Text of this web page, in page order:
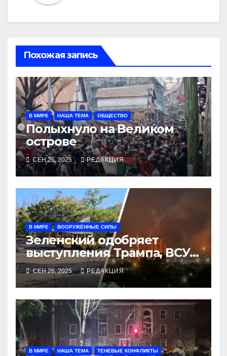
Похожая запись
В МИРЕ НАША ТЕМА ОБЩЕСТВО
Полыхнуло на Великом
острове
СЕН 26, 2025 РЕДАКЦИЯ
В МИРЕ ВООРУЖЁННЫЕ СИЛЫ
Зеленский одобряет
выступления Трампа, ВСУ
закрыли Добропольский
рубеж
СЕН 26, 2025 РЕДАКЦИЯ
В МИРЕ НАША ТЕМА ТЕНЕВЫЕ КОНФЛИКТЫ